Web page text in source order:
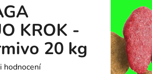
KROK -
20 kg
hodnocení